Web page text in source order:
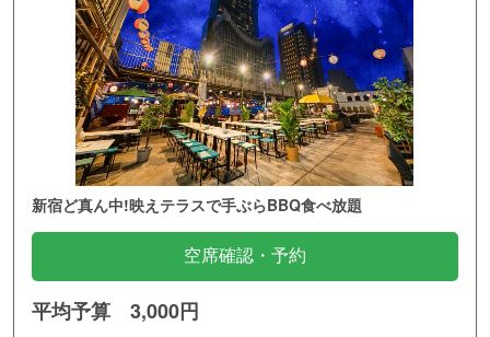
新宿ど真ん中!映えテラスで手ぶらBBQ食べ放題
空席確認・予約
平均予算 3,000円